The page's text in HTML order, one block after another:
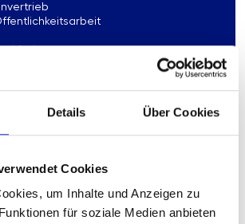
Details Über Cookies
Cookies
um Inhalte und Anzeigen zu
für soziale Medien anbieten